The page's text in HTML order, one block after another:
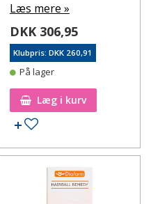
Læs mere »
DKK 306,95
Klubpris: DKK 260,91
På lager
Læg i kurv
Tilføj til ønskeseddel